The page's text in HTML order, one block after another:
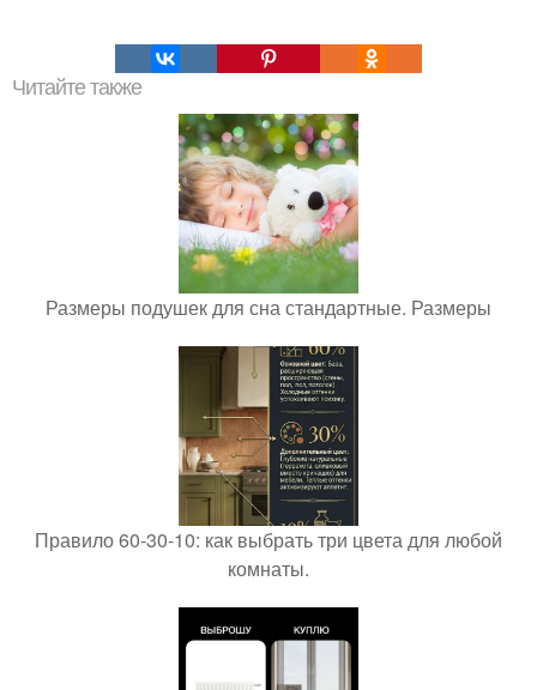
Читайте также
Размеры подушек для сна стандартные. Размеры
Правило 60-30-10: как выбрать три цвета для любой
комнаты.